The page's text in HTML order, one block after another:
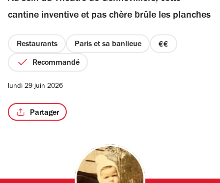
étoiles
cantine inventive et pas chère brûle les planches
Restaurants Paris et sa banlieue
prix
Recommandé
lundi 29 juin 2026
Partager